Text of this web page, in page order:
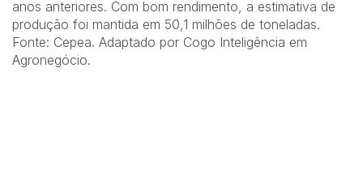
anos anteriores. Com bom rendimento, a estimativa de
produção foi mantida em 50,1 milhões de toneladas.
Fonte: Cepea. Adaptado por Cogo Inteligência em
Agronegócio.